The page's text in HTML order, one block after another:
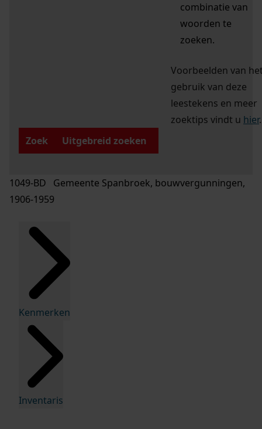
combinatie van
woorden te
zoeken.
Voorbeelden van
gebruik van deze
leestekens en meer
zoektips vindt u hier.
Zoek
Uitgebreid zoeken
1049-BD Gemeente Spanbroek, bouwvergunningen,
1906-1959
Kenmerken
Inventaris